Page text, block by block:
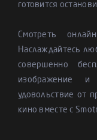
готовится
Смотреть
Наслаждайтесь
совершенно
изображение
удовольствие от
кино вместе с